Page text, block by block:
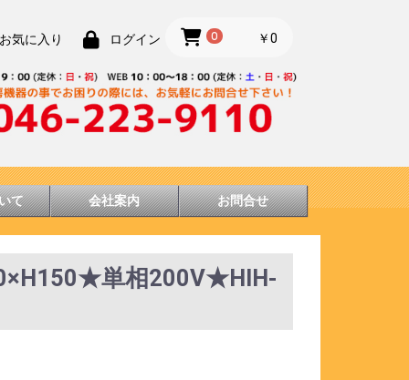
お気に入り ログイン 0 ￥0
て 会社案内 お問合せ
単相200V★HIH-